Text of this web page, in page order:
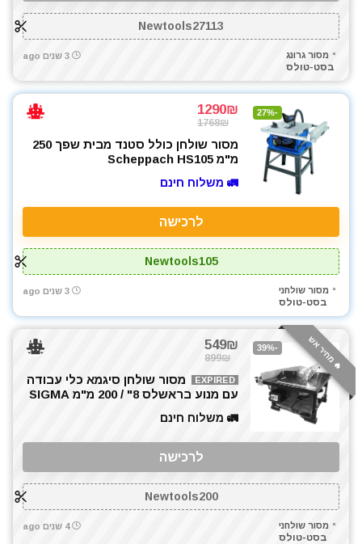
Newtools27113
מסור גרונג
בסט-טולס
3 שנים ago
-27%
1290₪
1768₪
מסור שולחן כולל סטנד מבית שפך 250
מ"מ Scheppach HS105
🚛 משלוח חינם
לרכישה
Newtools105
מסור שולחני
בסט-טולס
3 שנים ago
🔥 מחיר אש -39%
549₪
899₪
EXPIRED
מסור שולחן סיגמא כלי עבודה
עם מנוע בראשלס 8" / 200 מ"מ SIGMA
🚛 משלוח חינם
לרכישה
Newtools200
מסור שולחני
בסט-טולס
4 שנים ago